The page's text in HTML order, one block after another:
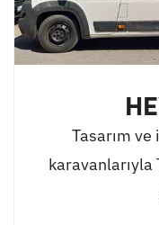
Tasarım
karavanlarıyla